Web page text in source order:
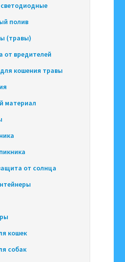
полив
(травы)
от вредителей
кошения травы
материал
от солнца
кошек
собак